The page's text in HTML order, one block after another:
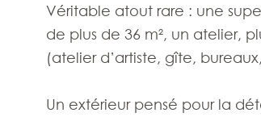
Véritable atout rare : une
de plus de 36 m², un atelier,
(atelier d’artiste, gîte,
Un extérieur pensé pour la